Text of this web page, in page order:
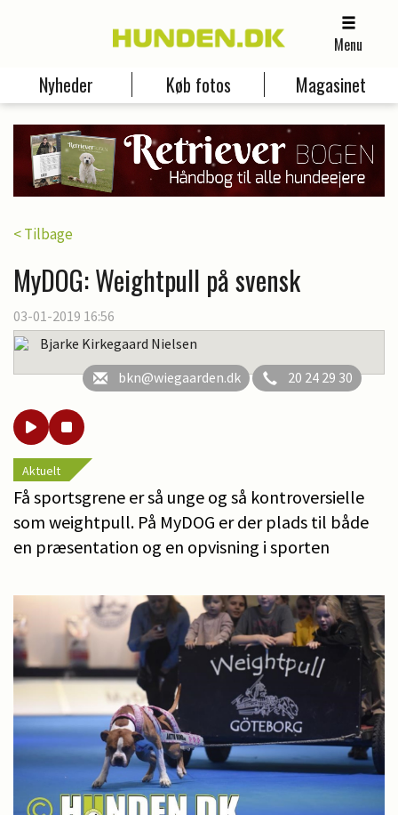
Menu
Nyheder Køb fotos Magasinet
< Tilbage
MyDOG: Weightpull på svensk
03-01-2019 16:56
Bjarke Kirkegaard Nielsen
bkn@wiegaarden.dk
20 24 29 30
Aktuelt
Få sportsgrene er så unge og så kontroversielle
som weightpull. På MyDOG er der plads til både
en præsentation og en opvisning i sporten